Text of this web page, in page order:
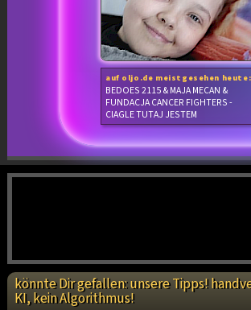
auf oljo.de meistgesehen heute:
BEDOES 2115 & MAJA MECAN &
FUNDACJA CANCER FIGHTERS -
CIAGLE TUTAJ JESTEM
könnte Dir gefallen: unsere Tipps!
KI, kein Algorithmus!